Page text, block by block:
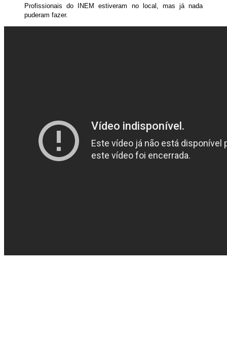
Profissionais do INEM estiveram no local, mas já nada
puderam fazer.